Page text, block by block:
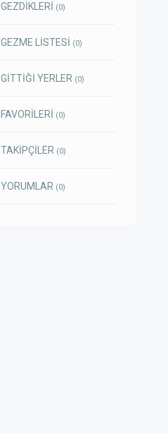
GEZDİKLERİ (0)
GEZME LİSTESİ (0)
GİTTİĞİ YERLER (0)
FAVORİLERİ (0)
TAKİPÇİLER (0)
YORUMLAR (0)